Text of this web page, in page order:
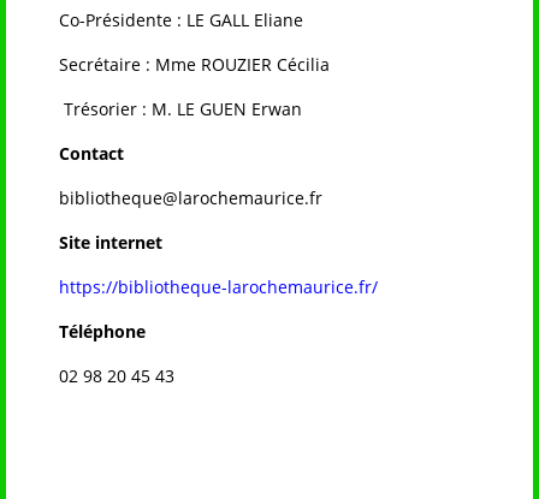
Co-Présidente : LE GALL Eliane
Secrétaire : Mme ROUZIER Cécilia
Trésorier : M. LE GUEN Erwan
Contact
bibliotheque@larochemaurice.fr
Site internet
https://bibliotheque-larochemaurice.fr/
Téléphone
02 98 20 45 43